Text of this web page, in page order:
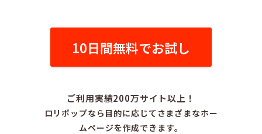
10日間無料でお試し
ご利用実績200万サイト以上！
ロリポップなら目的に応じてさまざまなホー
ムページを作成できます。